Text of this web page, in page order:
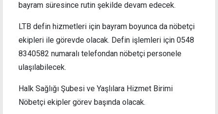
bayram süresince rutin şekilde devam edecek.
LTB defin hizmetleri için bayram boyunca da nöbetçi
ekipleri ile görevde olacak. Defin işlemleri için 0548
8340582 numaralı telefondan nöbetçi personele
ulaşılabilecek.
Halk Sağlığı Şubesi ve Yaşlılara Hizmet Birimi
Nöbetçi ekipler görev başında olacak.